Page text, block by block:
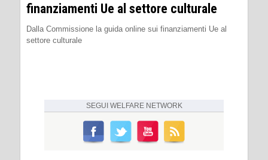
finanziamenti Ue al settore culturale
Dalla Commissione la guida online sui finanziamenti Ue al
settore culturale
SEGUI WELFARE NETWORK